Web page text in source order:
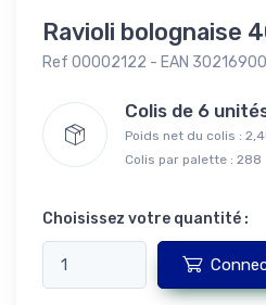
Ravioli bolognaise
Ref 00002122 - EAN
Colis de 6
Poids net du colis :
Colis par palette : 288
Choisissez votre quantité :